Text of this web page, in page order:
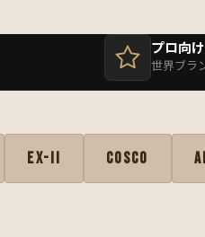
プロ向
世界ブラ
EX-II COSCO